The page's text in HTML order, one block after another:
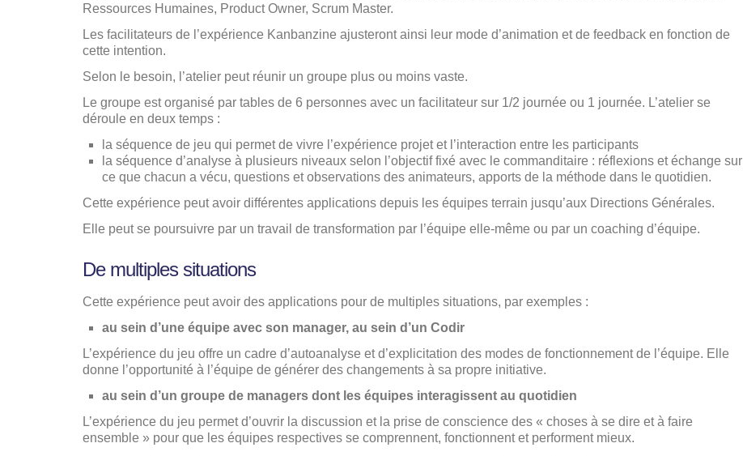
Ressources Humaines, Product Owner, Scrum Master.
Les facilitateurs de l’expérience Kanbanzine ajusteront ainsi leur mode d’animation et de feedback en fonction de
cette intention.
Selon le besoin, l’atelier peut réunir un groupe plus ou moins vaste.
Le groupe est organisé par tables de 6 personnes avec un facilitateur sur 1/2 journée ou 1 journée. L’atelier se
déroule en deux temps :
la séquence de jeu qui permet de vivre l’expérience projet et l’interaction entre les participants
la séquence d’analyse à plusieurs niveaux selon l’objectif fixé avec le commanditaire : réflexions et échange sur
ce que chacun a vécu, questions et observations des animateurs, apports de la méthode dans le quotidien.
Cette expérience peut avoir différentes applications depuis les équipes terrain jusqu’aux Directions Générales.
Elle peut se poursuivre par un travail de transformation par l’équipe elle-même ou par un coaching d’équipe.
De multiples situations
Cette expérience peut avoir des applications pour de multiples situations, par exemples :
au sein d’une équipe avec son manager, au sein d’un Codir
L’expérience du jeu offre un cadre d’autoanalyse et d’explicitation des modes de fonctionnement de l’équipe. Elle
donne l’opportunité à l’équipe de générer des changements à sa propre initiative.
au sein d’un groupe de managers dont les équipes interagissent au quotidien
L’expérience du jeu permet d’ouvrir la discussion et la prise de conscience des « choses à se dire et à faire
ensemble » pour que les équipes respectives se comprennent, fonctionnent et performent mieux.